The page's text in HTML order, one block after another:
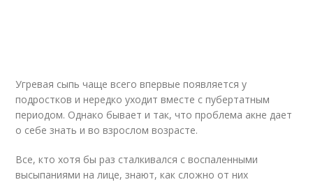
Угревая сыпь чаще всего впервые появляется у
подростков и нередко уходит вместе с пубертатным
периодом. Однако бывает и так, что проблема акне дает
о себе знать и во взрослом возрасте.
Все, кто хотя бы раз сталкивался с воспаленными
высыпаниями на лице, знают, как сложно от них